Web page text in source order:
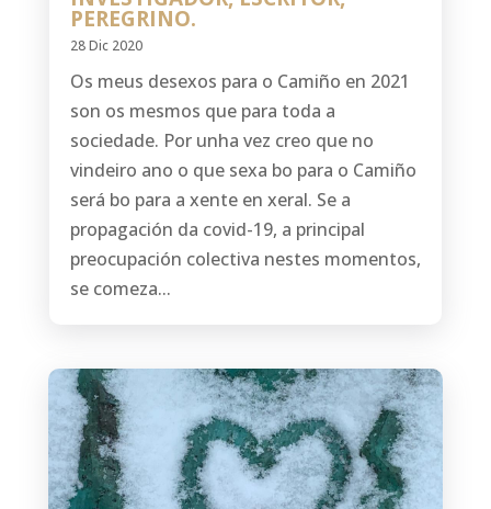
PEREGRINO.
28 Dic 2020
Os meus desexos para o Camiño en 2021
son os mesmos que para toda a
sociedade. Por unha vez creo que no
vindeiro ano o que sexa bo para o Camiño
será bo para a xente en xeral. Se a
propagación da covid-19, a principal
preocupación colectiva nestes momentos,
se comeza...